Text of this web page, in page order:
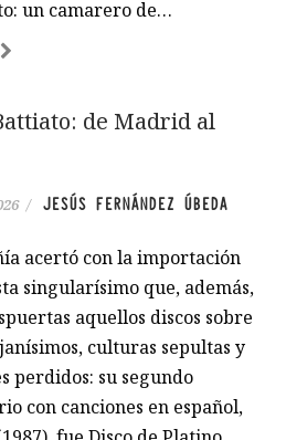
un camarero de…
de Madrid al
/ JESÚS FERNÁNDEZ ÚBEDA
acertó con la importación
singularísimo que, además,
aquellos discos sobre
culturas sepultas y
perdidos: su segundo
con canciones en español,